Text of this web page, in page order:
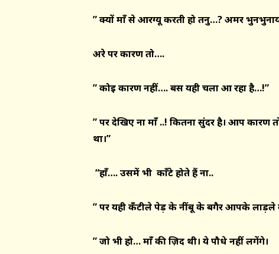
” क्योंमाँसे आरग्यू करती हो तनु…?अमर
अरे पर कारण तो….
” कोई कारण नहीं…. बस यही चला आ रहा है…!”
” पर देखिए नामाँ ..! कितना सुंदर है। आप कारण
था।”
“हाँ…. उसमें भी काँटेहोते हैं ना..
” पर यहीकँटीलेपेड़ के नींबू के बगैर आपके लाड़ले
” जो भी हो… माँ की ज़िद थी। येपौधे नहीं लगेंगे।